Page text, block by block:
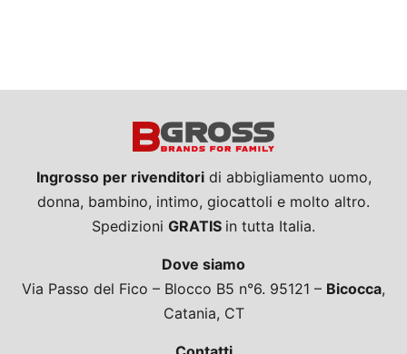
Ingrosso per rivenditoridi abbigliamento uomo,
donna, bambino, intimo, giocattoli e molto altro.
Spedizioni GRATIS in tutta Italia.
Dove siamo
Via Passo del Fico – Blocco B5 n°6. 95121 – Bicocca,
Catania, CT